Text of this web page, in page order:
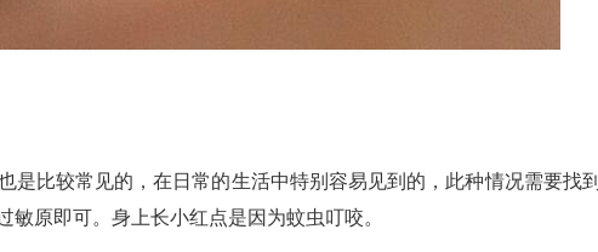
是比较常见的，在日常的生活中特别容易见到的，此种情况需要找到
原即可。身上长小红点是因为蚊虫叮咬。